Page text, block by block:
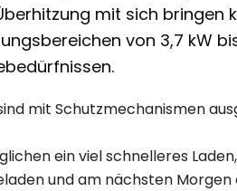
mit sich bringen
von 3,7 kW
mit Schutzmechanismen
ein viel schnelleres
und am nächsten Morgen